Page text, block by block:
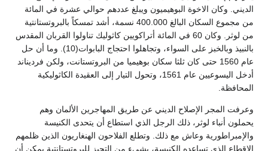
الديني. وكان الاخوة البوهيميون ويبلغ عددهم حوالي عشرة في المائة
من مجموع السكان البالغ 400.000 نسمة، أشد تمسكاً بالبروتستانتية
من لوثر. وكان 60 في المائة أتراكويين كاثوليك تناولوا القربان المقدس
بالنبيذ وبالخبز على السواء، وتجاهلوا احتجاج البابوات(10). وما أن حل
عام 1560 حتى كان ثلثا سكان بوهيميا من البروتستانت، ولكن فرديناند
أدخل اليسوعيين عام 1561، وتحول التيار إلى العقيدة الكاثوليكية
المحافظة.
وعرفت المجر الإصلاح الديني عن طريق المهاجرين الألمان وهم
يحملون أنباء لوثر، ذلك الرجل الذي استطاع أن يتحدى الكنيسة
والإمبراطورية وعاش مع ذلك. وتطلع الفلاحون الهنغاريون الذين ظلمهم
الإقطاع الذي تساعده الكنيسة، بشيء من التحيز للبروتستانتية يمكن أن